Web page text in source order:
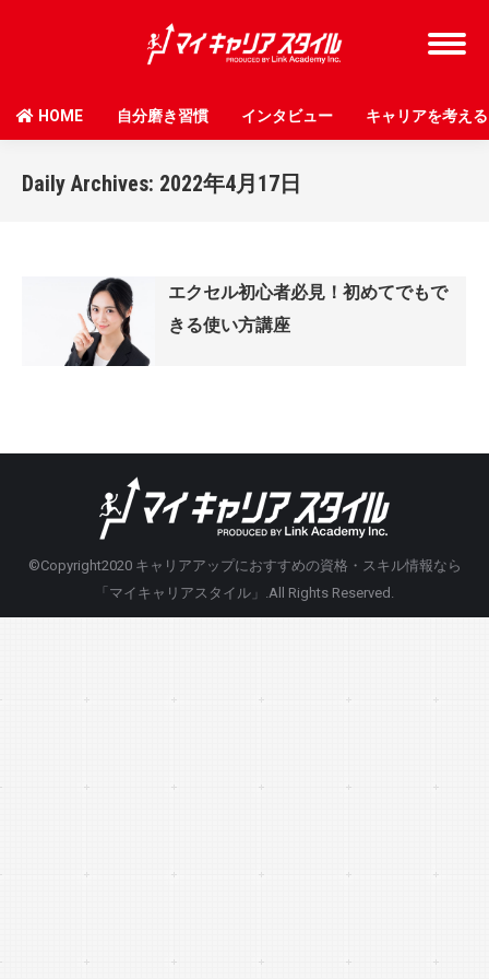
HOME 自分磨き習慣 インタビュー キャリアを考える
Daily Archives: 2022年4月17日
エクセル初心者必見！初めてでもで
きる使い方講座
©Copyright2020 キャリアアップにおすすめの資格・スキル情報なら
「マイキャリアスタイル」
.All Rights Reserved.